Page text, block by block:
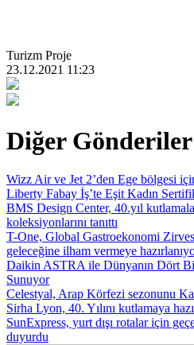
Turizm Proje
23.12.2021 11:23
Diğer Gönderiler
Wizz Air ve Jet 2’den Ege bölgesi
Liberty Fabay İş’te Eşit Kadın
BMS Design Center, 40.yıl
koleksiyonlarını tanıttı
T-One, Global Gastroekonomi
geleceğine ilham vermeye
Daikin ASTRA ile Dünyanın Dört
Sunuyor
Celestyal, Arap Körfezi sezonunu
Sirha Lyon, 40. Yılını kutlamaya
SunExpress, yurt dışı rotalar için
duyurdu